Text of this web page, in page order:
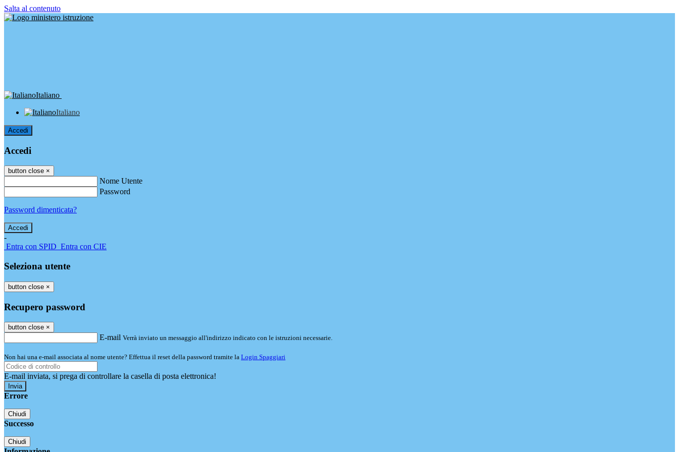
Salta al contenuto
Italiano
Italiano
Accedi
Accedi
button close ×
Nome Utente
Password
Password dimenticata?
-
Entra con SPID Entra con CIE
Seleziona utente
button close ×
Recupero password
button close ×
E-mail Verrà inviato un messaggio all'indirizzo indicato con le istruzioni necessarie.
Non hai una e-mail associata al nome utente? Effettua il reset della password tramite la Login Spaggiari
E-mail inviata, si prega di controllare la casella di posta elettronica!
Errore
Chiudi
Successo
Chiudi